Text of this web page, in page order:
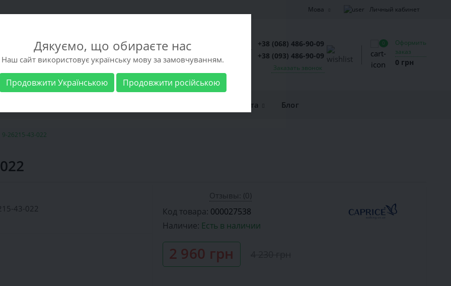
Мова Личный кабинет
+38 (068) 486-90-09
+38 (093) 486-90-09
Заказать звонок
0
Оформить
заказ
0 грн
Доставка и оплата Блог
26215-43-022
Отзывы: (0)
Код товара: 000027538
Наличие: Есть в наличии
2 960 грн
Дякуємо, що обираєте нас
Наш сайт використовує українську мову за замовчуванням.
Продовжити Українською Продовжити російською